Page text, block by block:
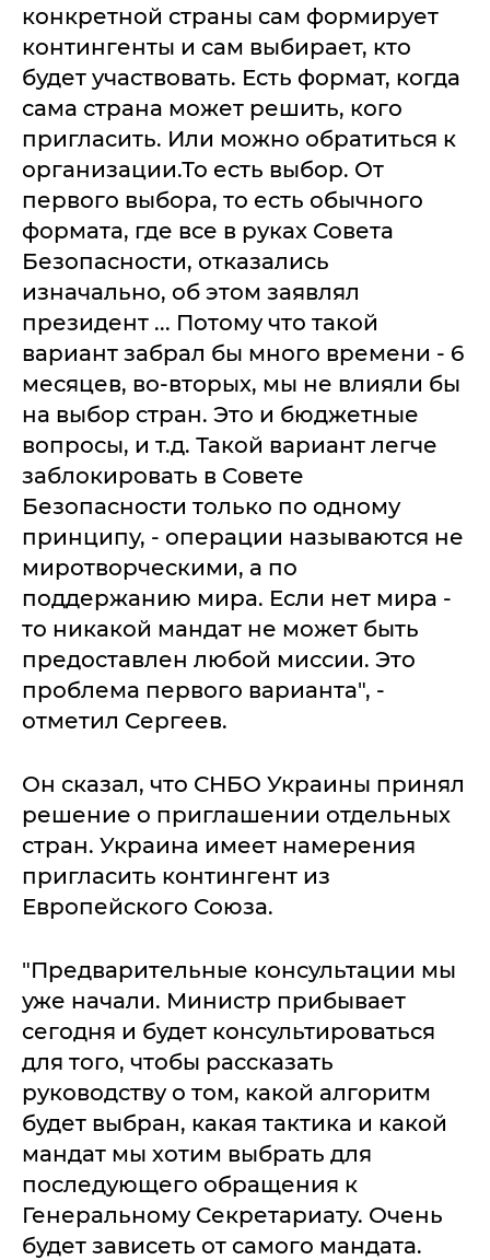
конкретной страны сам формирует
контингенты и сам выбирает, кто
будет участвовать. Есть формат, когда
сама страна может решить, кого
пригласить. Или можно обратиться к
организации.То есть выбор. От
первого выбора, то есть обычного
формата, где все в руках Совета
Безопасности, отказались
изначально, об этом заявлял
президент ... Потому что такой
вариант забрал бы много времени - 6
месяцев, во-вторых, мы не влияли бы
на выбор стран. Это и бюджетные
вопросы, и т.д. Такой вариант легче
заблокировать в Совете
Безопасности только по одному
принципу, - операции называются не
миротворческими, а по
поддержанию мира. Если нет мира -
то никакой мандат не может быть
предоставлен любой миссии. Это
проблема первого варианта", -
отметил Сергеев.
Он сказал, что СНБО Украины принял
решение о приглашении отдельных
стран. Украина имеет намерения
пригласить контингент из
Европейского Союза.
"Предварительные консультации мы
уже начали. Министр прибывает
сегодня и будет консультироваться
для того, чтобы рассказать
руководству о том, какой алгоритм
будет выбран, какая тактика и какой
мандат мы хотим выбрать для
последующего обращения к
Генеральному Секретариату. Очень
будет зависеть от самого мандата.